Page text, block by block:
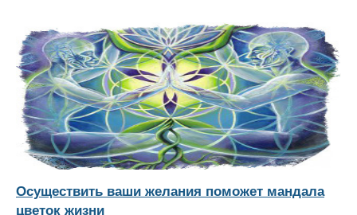
Осуществить ваши желания поможет мандала
цветок жизни